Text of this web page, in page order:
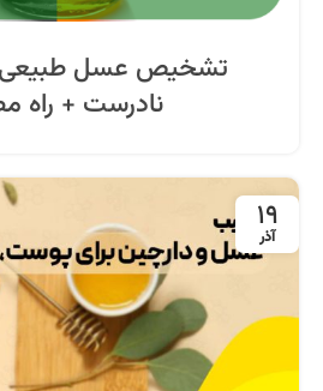
تشخیص عسل
نادرست + راه
19
آذر